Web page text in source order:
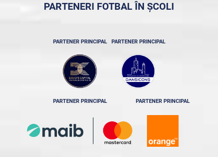
PARTENERI FOTBAL ÎN ȘCOLI
PARTENER PRINCIPAL PARTENER PRINCIPAL
PARTENER PRINCIPAL PARTENER PRINCIPAL